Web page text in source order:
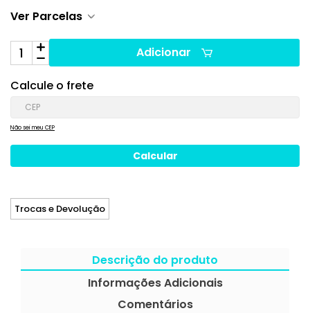
Ver Parcelas
Adicionar
Calcule o frete
Não sei meu CEP
Trocas e Devolução
Descrição do produto
Informações Adicionais
Comentários